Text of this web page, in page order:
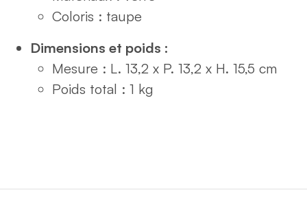
Coloris : taupe
Dimensions et poids :
Mesure : L. 13,2 x P. 13,2 x H. 15,5 cm
Poids total : 1 kg